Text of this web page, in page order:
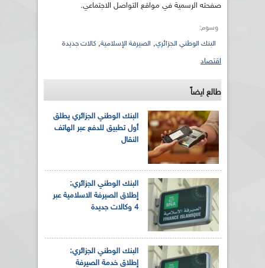
صفحته الرسمية في مواقع التواصل الاجتماعي.
وسوم:
البنك الوطني الجزائري, الصيرفة الإسلامية, كالات جديدة
اقتصاد
طالع ايضاً
البنك الوطني الجزائري يطلق
أول تطبيق للدفع عبر الهاتف
النقال
البنك الوطني الجزائري:
إطلاق الصيرفة الاسلامية عبر
4 وكالات جديدة
البنك الوطني الجزائري:
إطلاق خدمة الصيرفة